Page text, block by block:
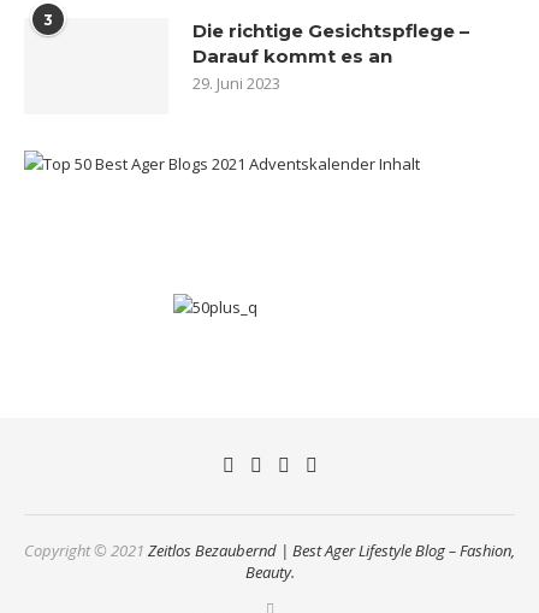
3
Die richtige Gesichtspflege –
Darauf kommt es an
29. Juni 2023
Copyright © 2021 Zeitlos Bezaubernd | Best Ager Lifestyle Blog – Fashion,
Beauty.